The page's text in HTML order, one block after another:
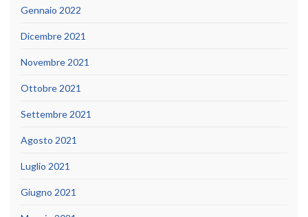
Gennaio 2022
Dicembre 2021
Novembre 2021
Ottobre 2021
Settembre 2021
Agosto 2021
Luglio 2021
Giugno 2021